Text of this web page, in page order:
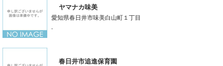
ヤマナカ味美
愛知県春日井市味美白山町１丁目
-
春日井市追進保育園